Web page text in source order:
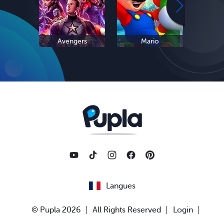
Avengers Mario
Langues
© Pupla 2026 All Rights Reserved Login